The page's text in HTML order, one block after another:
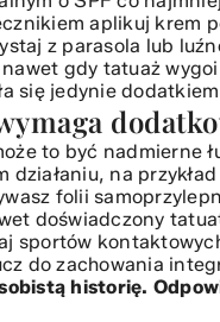
aplikuj krem
z parasola lub
gdy tatuaż
się jedynie
to być
działaniu, na
folii
doświadczony
sportów
do zachowania
historię.